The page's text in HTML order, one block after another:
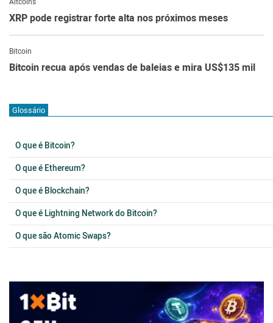
XRP pode registrar forte alta nos próximos meses
Bitcoin
Bitcoin recua após vendas de baleias e mira US$135 mil
Glossário
O que é Bitcoin?
O que é Ethereum?
O que é Blockchain?
O que é Lightning Network do Bitcoin?
O que são Atomic Swaps?